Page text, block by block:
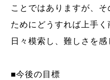
ことではありますが、
ためにどうすれば上手
日々模索し、難しさを感
■今後の目標